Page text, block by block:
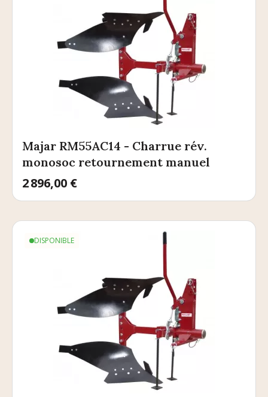
Majar RM55AC14 - Charrue rév.
monosoc retournement manuel
Prix
2 896,00 €
DISPONIBLE